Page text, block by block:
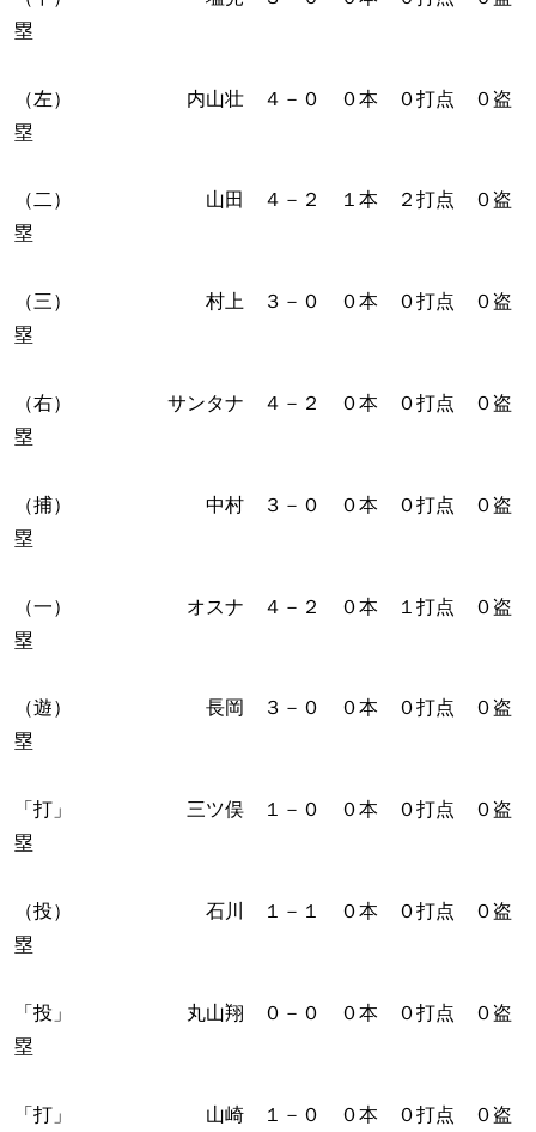
塁
（左） 内山壮 ４－０ ０本 ０打点 ０盗
塁
（二） 山田 ４－２ １本 ２打点 ０盗
塁
（三） 村上 ３－０ ０本 ０打点 ０盗
塁
（右） サンタナ ４－２ ０本 ０打点 ０盗
塁
（捕） 中村 ３－０ ０本 ０打点 ０盗
塁
（一） オスナ ４－２ ０本 １打点 ０盗
塁
（遊） 長岡 ３－０ ０本 ０打点 ０盗
塁
「打」 三ツ俣 １－０ ０本 ０打点 ０盗
塁
（投） 石川 １－１ ０本 ０打点 ０盗
塁
「投」 丸山翔 ０－０ ０本 ０打点 ０盗
塁
「打」 山崎 １－０ ０本 ０打点 ０盗